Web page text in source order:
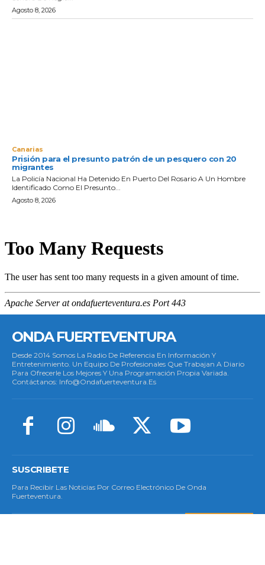
Agosto 8, 2026
Canarias
Prisión para el presunto patrón de un pesquero con 20
migrantes
La Policía Nacional Ha Detenido En Puerto Del Rosario A Un Hombre
Identificado Como El Presunto...
Agosto 8, 2026
ONDA FUERTEVENTURA
Desde 2014 Somos La Radio De Referencia En Información Y
Entretenimiento. Un Equipo De Profesionales Que Trabajan A Diario
Para Ofrecerle Los Mejores Y Una Programación Propia Variada.
Contáctanos: Info@ondafuerteventura.es
SUSCRIBETE
Para Recibir Las Noticias Por Correo Electrónico De Onda
Fuerteventura.